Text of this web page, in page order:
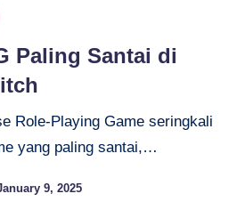
Paling Santai di
Role-Playing Game seringkali
yang paling santai,…
9, 2025